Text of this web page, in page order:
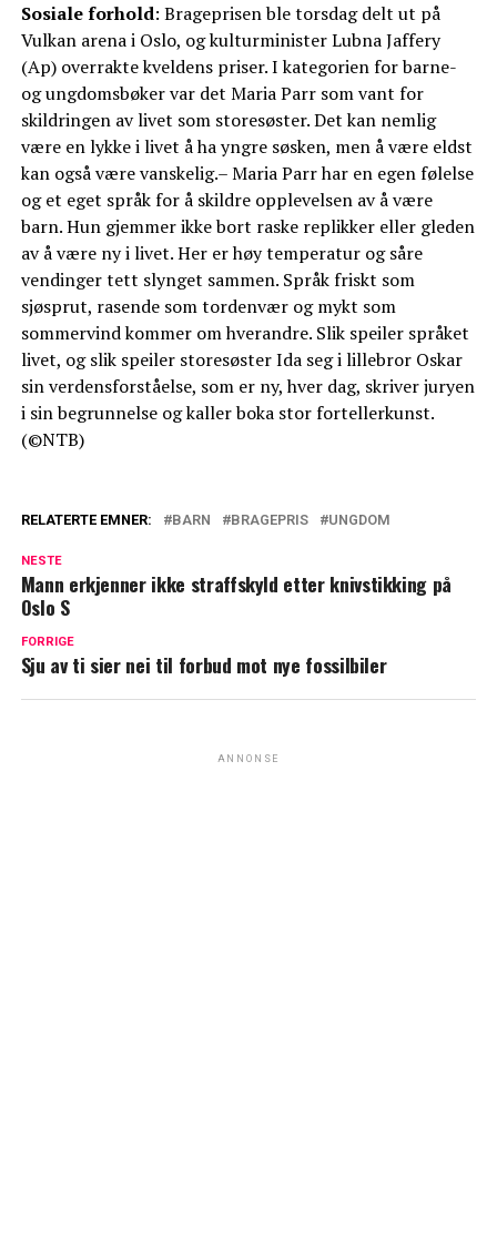
Sosiale forhold: Brageprisen ble torsdag delt ut på
Vulkan arena i Oslo, og kulturminister Lubna Jaffery
(Ap) overrakte kveldens priser. I kategorien for barne-
og ungdomsbøker var det Maria Parr som vant for
skildringen av livet som storesøster. Det kan nemlig
være en lykke i livet å ha yngre søsken, men å være eldst
kan også være vanskelig.– Maria Parr har en egen følelse
og et eget språk for å skildre opplevelsen av å være
barn. Hun gjemmer ikke bort raske replikker eller gleden
av å være ny i livet. Her er høy temperatur og såre
vendinger tett slynget sammen. Språk friskt som
sjøsprut, rasende som tordenvær og mykt som
sommervind kommer om hverandre. Slik speiler språket
livet, og slik speiler storesøster Ida seg i lillebror Oskar
sin verdensforståelse, som er ny, hver dag, skriver juryen
i sin begrunnelse og kaller boka stor fortellerkunst.
(©NTB)
RELATERTE EMNER: BARN BRAGEPRIS UNGDOM
NESTE
Mann erkjenner ikke straffskyld etter knivstikking på
Oslo S
FORRIGE
Sju av ti sier nei til forbud mot nye fossilbiler
ANNONSE